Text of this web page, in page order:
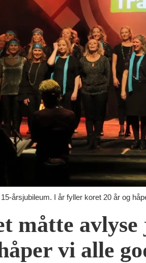
årsjubileum. I år fyller koret 20 år og
måtte
vi alle